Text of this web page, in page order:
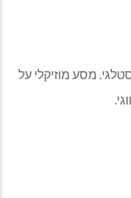
מסע מוזיקלי על